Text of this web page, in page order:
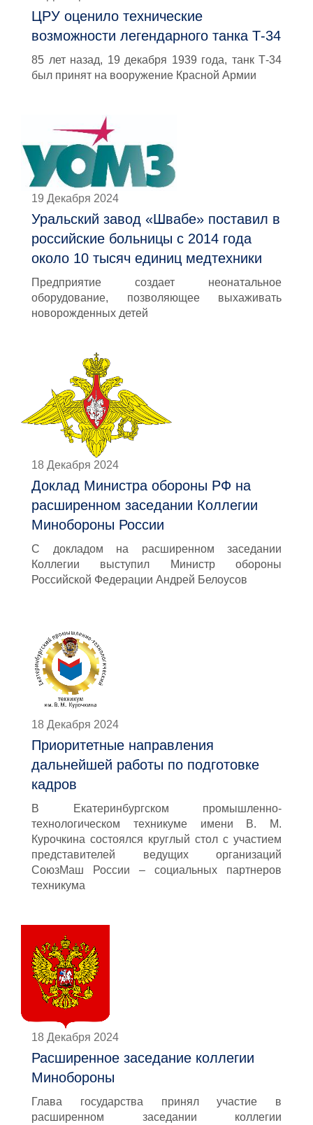
ЦРУ оценило технические
возможности легендарного танка Т-34
85 лет назад, 19 декабря 1939 года, танк Т-34
был принят на вооружение Красной Армии
19 Декабря 2024
Уральский завод «Швабе» поставил в
российские больницы с 2014 года
около 10 тысяч единиц медтехники
Предприятие создает неонатальное
оборудование, позволяющее выхаживать
новорожденных детей
18 Декабря 2024
Доклад Министра обороны РФ на
расширенном заседании Коллегии
Минобороны России
С докладом на расширенном заседании
Коллегии выступил Министр обороны
Российской Федерации Андрей Белоусов
18 Декабря 2024
Приоритетные направления
дальнейшей работы по подготовке
кадров
В Екатеринбургском промышленно-
технологическом техникуме имени В. М.
Курочкина состоялся круглый стол с участием
представителей ведущих организаций
СоюзМаш России – социальных партнеров
техникума
18 Декабря 2024
Расширенное заседание коллегии
Минобороны
Глава государства принял участие в
расширенном заседании коллегии